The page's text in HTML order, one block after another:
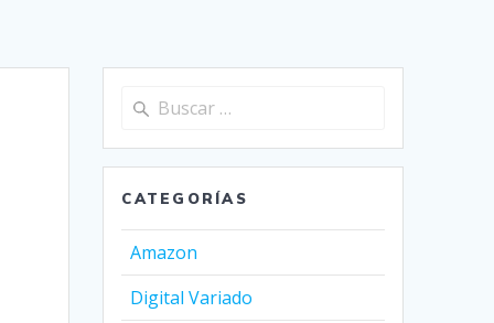
Buscar:
CATEGORÍAS
Amazon
Digital Variado